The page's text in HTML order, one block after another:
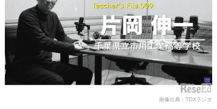
画像出典：TDXラジオ